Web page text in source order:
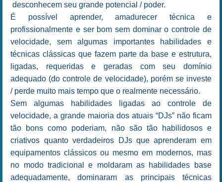
desconhecem seu grande potencial / poder.
É possível aprender, amadurecer técnica e
profissionalmente e ser bom sem dominar o controle de
velocidade, sem algumas importantes habilidades e
técnicas clássicas que fazem parte da base e estrutura,
ligadas, requeridas e geradas com seu domínio
adequado (do controle de velocidade), porém se investe
/ perde muito mais tempo que o realmente necessário.
Sem algumas habilidades ligadas ao controle de
velocidade, a grande maioria dos atuais “DJs” não ficam
tão bons como poderiam, não são tão habilidosos e
criativos quanto verdadeiros DJs que aprenderam em
equipamentos clássicos ou mesmo em modernos, mas
no modo tradicional e moldaram as habilidades base
adequadamente, dominaram as principais técnicas